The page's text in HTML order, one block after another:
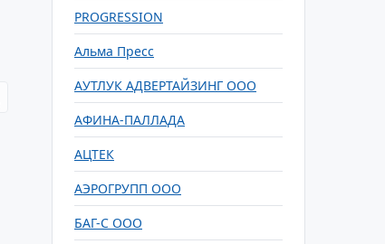
PROGRESSION
Альма Пресс
АУТЛУК АДВЕРТАЙЗИНГ ООО
АФИНА-ПАЛЛАДА
АЦТЕК
АЭРОГРУПП ООО
БАГ-С ООО